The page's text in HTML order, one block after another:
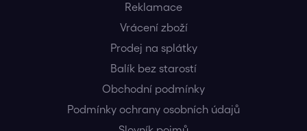
Reklamace
Vrácení zboží
Prodej na splátky
Balík bez starostí
Obchodní podmínky
Podmínky ochrany osobních údajů